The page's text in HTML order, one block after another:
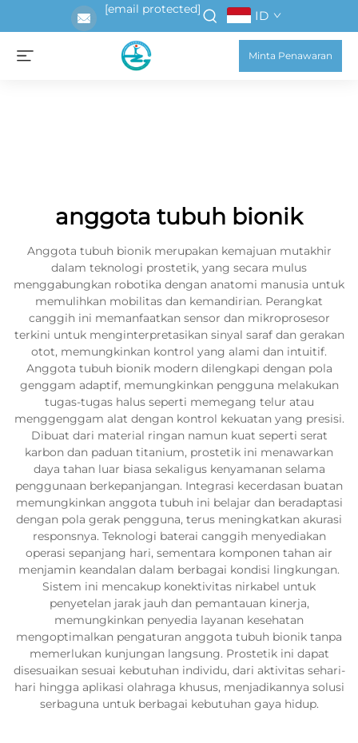
[email protected] ID
Minta Penawaran
anggota tubuh bionik
Anggota tubuh bionik merupakan kemajuan mutakhir
dalam teknologi prostetik, yang secara mulus
menggabungkan robotika dengan anatomi manusia untuk
memulihkan mobilitas dan kemandirian. Perangkat
canggih ini memanfaatkan sensor dan mikroprosesor
terkini untuk menginterpretasikan sinyal saraf dan gerakan
otot, memungkinkan kontrol yang alami dan intuitif.
Anggota tubuh bionik modern dilengkapi dengan pola
genggam adaptif, memungkinkan pengguna melakukan
tugas-tugas halus seperti memegang telur atau
menggenggam alat dengan kontrol kekuatan yang presisi.
Dibuat dari material ringan namun kuat seperti serat
karbon dan paduan titanium, prostetik ini menawarkan
daya tahan luar biasa sekaligus kenyamanan selama
penggunaan berkepanjangan. Integrasi kecerdasan buatan
memungkinkan anggota tubuh ini belajar dan beradaptasi
dengan pola gerak pengguna, terus meningkatkan akurasi
responsnya. Teknologi baterai canggih menyediakan
operasi sepanjang hari, sementara komponen tahan air
menjamin keandalan dalam berbagai kondisi lingkungan.
Sistem ini mencakup konektivitas nirkabel untuk
penyetelan jarak jauh dan pemantauan kinerja,
memungkinkan penyedia layanan kesehatan
mengoptimalkan pengaturan anggota tubuh bionik tanpa
memerlukan kunjungan langsung. Prostetik ini dapat
disesuaikan sesuai kebutuhan individu, dari aktivitas sehari-
hari hingga aplikasi olahraga khusus, menjadikannya solusi
serbaguna untuk berbagai kebutuhan gaya hidup.